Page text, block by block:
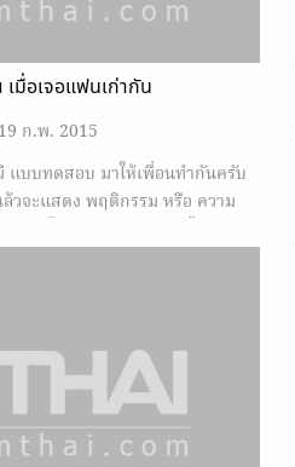
มื่อเจอแฟนเก่ากัน
19 ก.พ. 2015
บบทดสอบ มาให้เพื่อนทำกันครับ
วจะแสดง พฤติกรรม หรือ ความ